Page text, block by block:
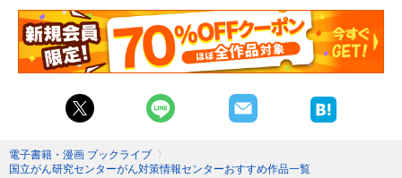
電子書籍・漫画 ブックライブ 〉
国立がん研究センターがん対策情報センターおすすめ作品一覧